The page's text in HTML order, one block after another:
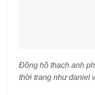
Đồng hồ thạch anh
thời trang như daniel